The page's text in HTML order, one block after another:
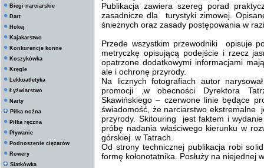
Biegi narciarskie
Dart
Hokej
Kajakarstwo
Konkurencje konne
Koszykówka
Kręgle
Lekkoatletyka
Łyżwiarstwo
Narty
Piłka nożna
Piłka ręczna
Pływanie
Podnoszenie ciężarów
Rowery
Siatkówka
Publikacja zawiera szereg porad
zasadnicze dla turystyki zimowej.
śnieżnych oraz zasady postępowania w
Przede wszystkim przewodniki opisuje
metryczkę opisującą podejście i rzecz
opatrzone dodatkowymi informacjami
ale i ochronę przyrody.
Na licznych fotografiach autor
promocji ,w obecności Dyrektora
Skawińskiego – czerwone linie będące
świadomość, że narciarstwo
przyrody. Skitouring jest faktem i
próbę nadania właściwego kierunku w
górskiej w Tatrach.
Od strony technicznej publikacja robi
formę kołonotatnika. Posłuży na niejednej